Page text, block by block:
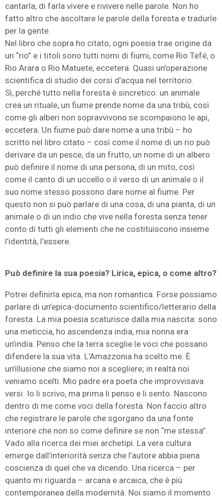
cantarla, di farla vivere e rivivere nelle parole. Non ho
fatto altro che ascoltare le parole della foresta e tradurle
per la gente.
Nel libro che sopra ho citato, ogni poesia trae origine da
un “rio” e i titoli sono tutti nomi di fiumi, come Rio Tefé, o
Rio Arara o Rio Matuete, eccetera. Quasi un’operazione
scientifica di studio dei corsi d’acqua nel territorio.
Sì, perché tutto nella foresta è sincretico: un animale
crea un rituale, un fiume prende nome da una tribù, così
come gli alberi non sopravvivono se scompaiono le api,
eccetera. Un fiume può dare nome a una tribù – ho
scritto nel libro citato – così come il nome di un rio può
derivare da un pesce, da un frutto, un nome di un albero
può definire il nome di una persona, di un mito, così
come il canto di un uccello o il verso di un animale o il
suo nome stesso possono dare nome al fiume. Per
questo non si può parlare di una cosa, di una pianta, di un
animale o di un indio che vive nella foresta senza tener
conto di tutti gli elementi che ne costituiscono insieme
l’identità, l’essere.
Può definire la sua poesia? Lirica, epica, o come altro?
Potrei definirla epica, ma non romantica. Forse possiamo
parlare di un’epica-documento scientifico/letterario della
foresta. La mia poesia scaturisce dalla mia nascita: sono
una meticcia, ho ascendenza india, mia nonna era
un’india. Penso che la terra sceglie le voci che possano
difendere la sua vita. L’Amazzonia ha scelto me. È
un’illusione che siamo noi a scegliere; in realtà noi
veniamo scelti. Mio padre era poeta che improvvisava
versi. Io li scrivo, ma prima li penso e li sento. Nascono
dentro di me come voci della foresta. Non faccio altro
che registrare le parole che sgorgano da una fonte
interiore che non so come definire se non “me stessa”.
Vado alla ricerca dei miei archetipi. La vera cultura
emerge dall’interiorità senza che l’autore abbia piena
coscienza di quel che va dicendo. Una ricerca – per
quanto mi riguarda – arcana e arcaica, che è più
contemporanea della modernità. Noi siamo il momento